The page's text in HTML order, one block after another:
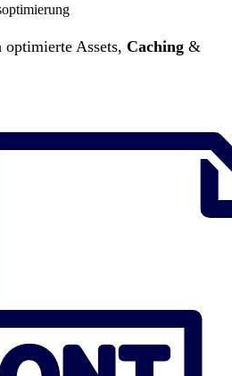
optimierte Assets, Caching &